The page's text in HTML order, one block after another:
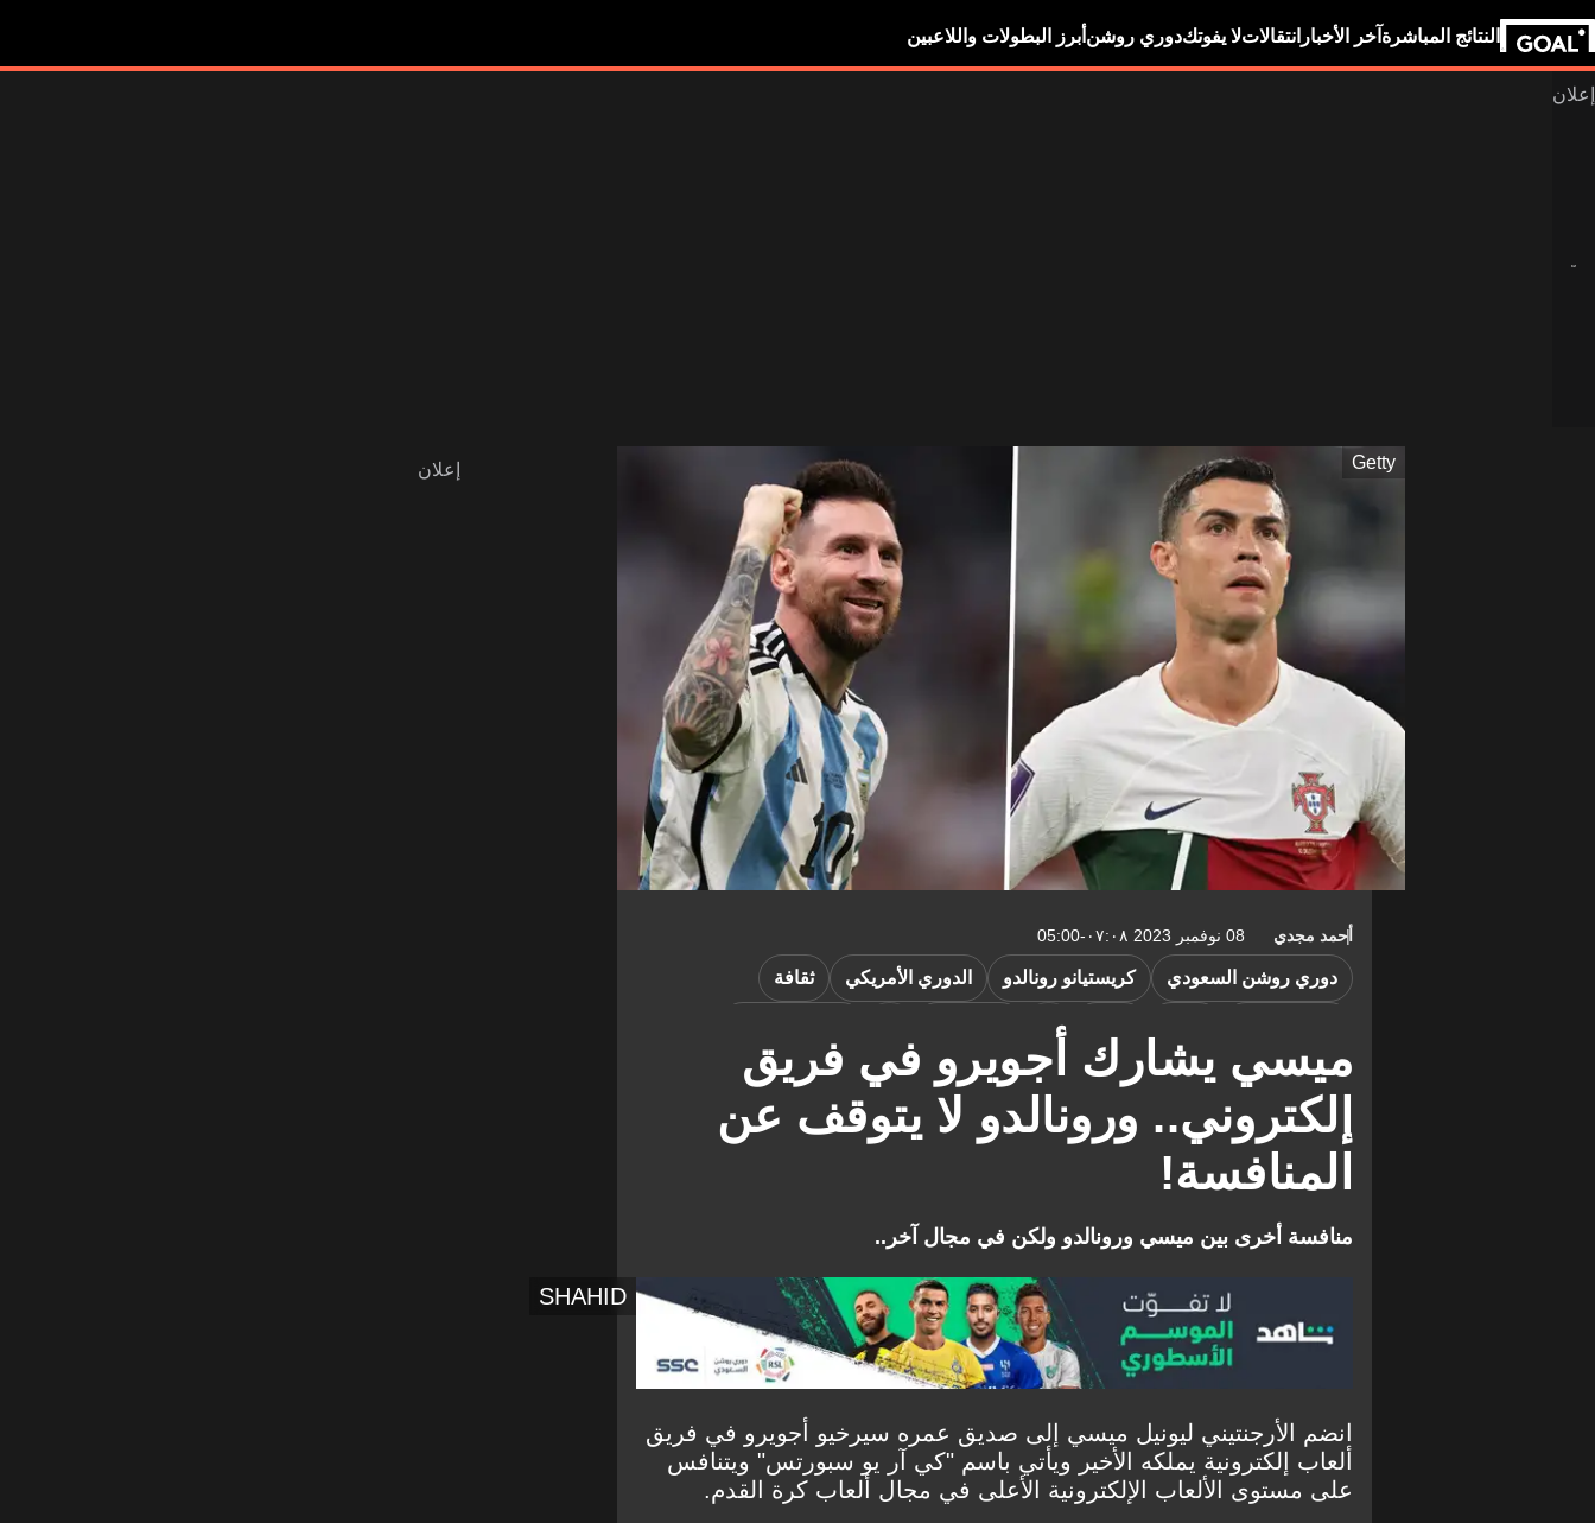
النتائج المباشرة آخر الأخبار انتقالاتلا يفوتكدوري روشن أبرز البطولات واللاعبين
Getty
أحمد مجدي 08 نوفمبر 2023 ٠٧:٠٨-05:00
ميسي يشارك أجويرو في فريق
إلكتروني.. ورونالدو لا يتوقف عن
المنافسة!
دوري روشن السعودي كريستيانو رونالدو الدوري الأمريكي ثقافة
دافيد دي خيا
منافسة أخرى بين ميسي ورونالدو ولكن في مجال آخر..
SHAHID
انضم الأرجنتيني ليونيل ميسي إلى صديق عمره سيرخيو أجويرو في فريق
ألعاب إلكترونية يملكه الأخير ويأتي باسم "كي آر يو سبورتس" ويتنافس
على مستوى الألعاب الإلكترونية الأعلى في مجال ألعاب كرة القدم.